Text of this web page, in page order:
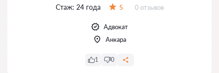
Стаж: 24 года 5 Отзывов:
0 отзывов
Адвокат
Анкара
1 0